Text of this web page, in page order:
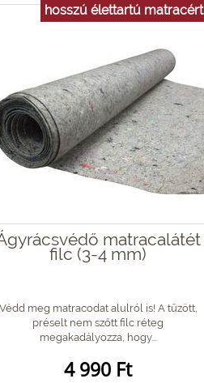
hosszú élettartú matracért
matracalátét
filc (3-4 mm)
Védd meg matracodat alulról is! A tűzött,
préselt nem szőtt filc réteg
megakadályozza, hogy...
4 990 Ft